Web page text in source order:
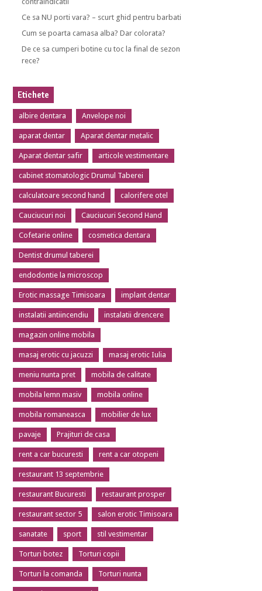
Ce sa NU porti vara? – scurt ghid pentru barbati
Cum se poarta camasa alba? Dar colorata?
De ce sa cumperi botine cu toc la final de sezon
rece?
Etichete
albire dentara Anvelope noi
aparat dentar Aparat dentar metalic
Aparat dentar safir articole vestimentare
cabinet stomatologic Drumul Taberei
calculatoare second hand calorifere otel
Cauciucuri noi Cauciucuri Second Hand
Cofetarie online cosmetica dentara
Dentist drumul taberei
endodontie la microscop
Erotic massage Timisoara implant dentar
instalatii antiincendiu instalatii drencere
magazin online mobila
masaj erotic cu jacuzzi masaj erotic Iulia
meniu nunta pret mobila de calitate
mobila lemn masiv mobila online
mobila romaneasca mobilier de lux
pavaje Prajituri de casa
rent a car bucuresti rent a car otopeni
restaurant 13 septembrie
restaurant Bucuresti restaurant prosper
restaurant sector 5 salon erotic Timisoara
sanatate sport stil vestimentar
Torturi botez Torturi copii
Torturi la comanda Torturi nunta